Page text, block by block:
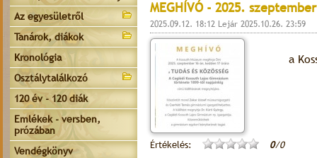
Az egyesületről
Tanárok, diákok
Kronológia
Osztálytalálkozó
120 év - 120 diák
Emlékek - versben,
prózában
Vendégkönyv
MEGHÍVÓ - 2025.
2025.09.12. 18:12 Lejár 2025.10.26. 23:59
a
Értékelés: 0/0